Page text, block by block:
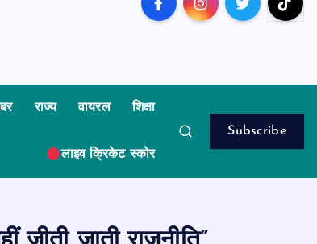
राज्य वायरल शिक्षा
लाइव क्रिकेट स्कोर
Subscribe